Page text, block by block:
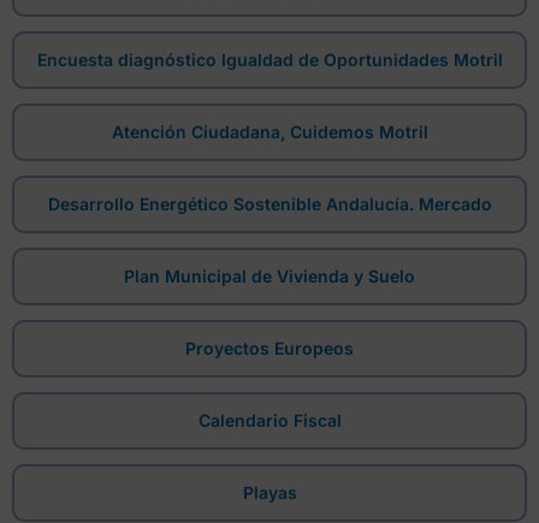
Encuesta diagnóstico Igualdad de Oportunidades Motril
Atención Ciudadana, Cuidemos Motril
Desarrollo Energético Sostenible Andalucía. Mercado
Plan Municipal de Vivienda y Suelo
Proyectos Europeos
Calendario Fiscal
Playas